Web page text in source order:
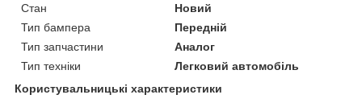
Стан
Новий
Тип бампера
Передній
Тип запчастини
Аналог
Тип техніки
Легковий автомобіль
Користувальницькі характеристики